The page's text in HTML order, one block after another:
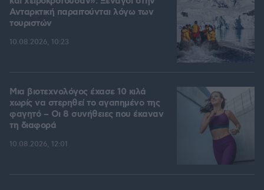
Ανταρκτική παραιτούνται λόγω των
τουριστών
10.08.2026, 10:23
Μια βιοτεχνολόγος έχασε 10 κιλά
χωρίς να στερηθεί το αγαπημένο της
φαγητό – Οι 8 συνήθειες που έκαναν
τη διαφορά
10.08.2026, 12:01